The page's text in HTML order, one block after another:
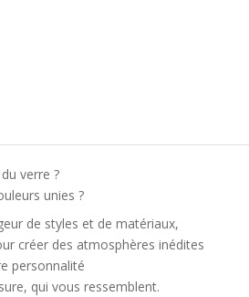
verre ?
unies ?
de styles et de matériaux,
créer des atmosphères inédites
personnalité
qui vous ressemblent.